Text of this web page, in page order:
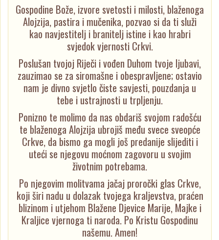
Gospodine Bože, izvore svetosti i milosti, blaženoga
Alojzija, pastira i mučenika, pozvao si da ti služi
kao navjestitelj i branitelj istine i kao hrabri
svjedok vjernosti Crkvi.
Poslušan tvojoj Riječi i vođen Duhom tvoje ljubavi,
zauzimao se za siromašne i obespravljene; ostavio
nam je divno svjetlo čiste savjesti, pouzdanja u
tebe i ustrajnosti u trpljenju.
Ponizno te molimo da nas obdariš svojom radošću
te blaženoga Alojzija ubrojiš među svece sveopće
Crkve, da bismo ga mogli još predanije slijediti i
uteći se njegovu moćnom zagovoru u svojim
životnim potrebama.
Po njegovim molitvama jačaj proročki glas Crkve,
koji širi nadu u dolazak tvojega kraljevstva, praćen
blizinom i utjehom Blažene Djevice Marije, Majke i
Kraljice vjernoga ti naroda. Po Kristu Gospodinu
našemu. Amen!